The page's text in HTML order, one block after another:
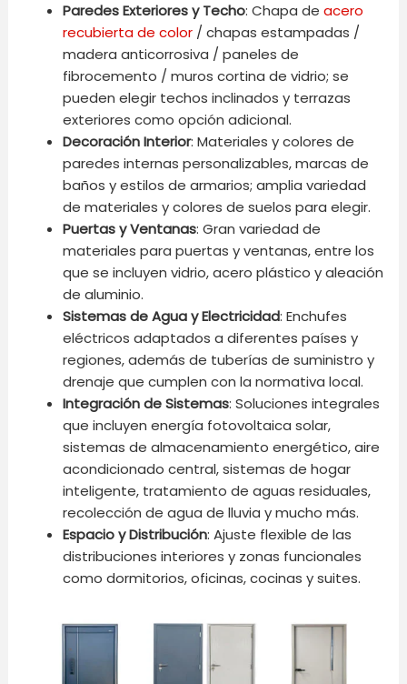
Paredes Exteriores y Techo: Chapa deacero
recubierta de color / chapas estampadas /
madera anticorrosiva / paneles de
fibrocemento / muros cortina de vidrio; se
pueden elegir techos inclinados y terrazas
exteriores como opción adicional.
Decoración Interior: Materiales y colores de
paredes internas personalizables, marcas de
baños y estilos de armarios; amplia variedad
de materiales y colores de suelos para elegir.
Puertas y Ventanas: Gran variedad de
materiales para puertas y ventanas, entre los
que se incluyen vidrio, acero plástico y aleación
de aluminio.
Sistemas de Agua y Electricidad: Enchufes
eléctricos adaptados a diferentes países y
regiones, además de tuberías de suministro y
drenaje que cumplen con la normativa local.
Integración de Sistemas: Soluciones integrales
que incluyen energía fotovoltaica solar,
sistemas de almacenamiento energético, aire
acondicionado central, sistemas de hogar
inteligente, tratamiento de aguas residuales,
recolección de agua de lluvia y mucho más.
Espacio y Distribución: Ajuste flexible de las
distribuciones interiores y zonas funcionales
como dormitorios, oficinas, cocinas y suites.